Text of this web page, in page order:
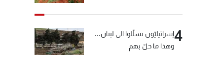
4إسرائيليّون تسلّلوا الى لبنان...
وهذا ما حلّ بهم